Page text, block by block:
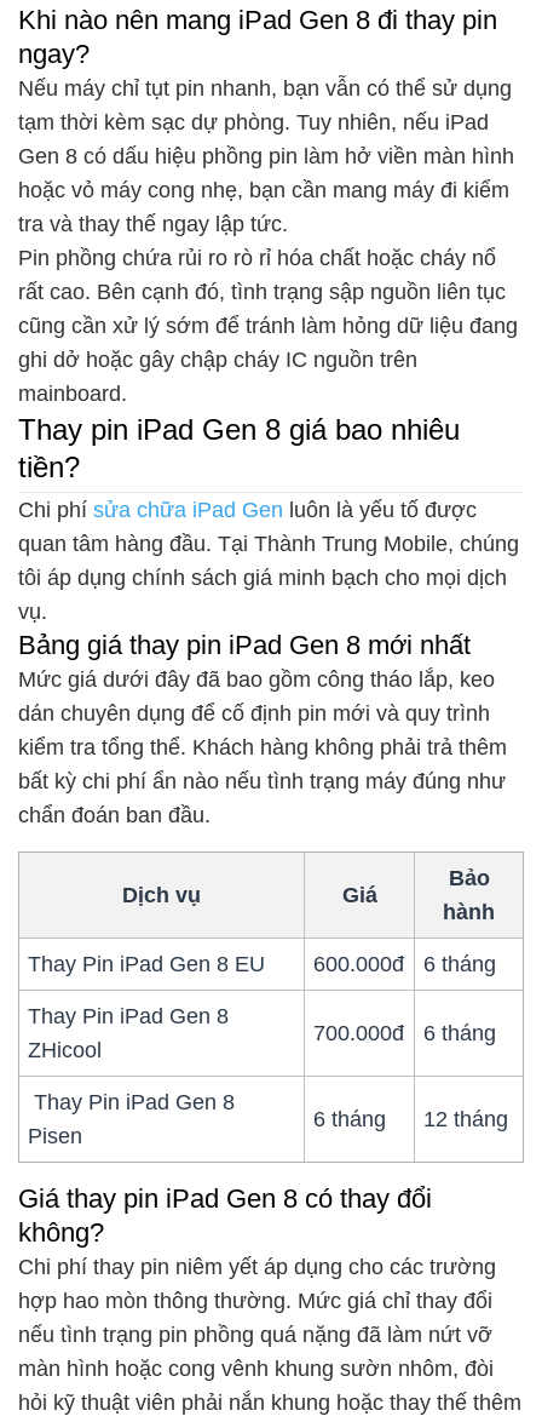
Khi nào nên mang iPad Gen 8 đi thay pin
ngay?
Nếu máy chỉ tụt pin nhanh, bạn vẫn có thể sử dụng
tạm thời kèm sạc dự phòng. Tuy nhiên, nếu iPad
Gen 8 có dấu hiệu phồng pin làm hở viền màn hình
hoặc vỏ máy cong nhẹ, bạn cần mang máy đi kiểm
tra và thay thế ngay lập tức.
Pin phồng chứa rủi ro rò rỉ hóa chất hoặc cháy nổ
rất cao. Bên cạnh đó, tình trạng sập nguồn liên tục
cũng cần xử lý sớm để tránh làm hỏng dữ liệu đang
ghi dở hoặc gây chập cháy IC nguồn trên
mainboard.
Thay pin iPad Gen 8 giá bao nhiêu
tiền?
Chi phí sửa chữa iPad Gen luôn là yếu tố được
quan tâm hàng đầu. Tại Thành Trung Mobile, chúng
tôi áp dụng chính sách giá minh bạch cho mọi dịch
vụ.
Bảng giá thay pin iPad Gen 8 mới nhất
Mức giá dưới đây đã bao gồm công tháo lắp, keo
dán chuyên dụng để cố định pin mới và quy trình
kiểm tra tổng thể. Khách hàng không phải trả thêm
bất kỳ chi phí ẩn nào nếu tình trạng máy đúng như
chẩn đoán ban đầu.
Dịch vụ Giá
Bảo
hành
Thay Pin iPad Gen 8 EU 600.000đ 6 tháng
Thay Pin iPad Gen 8
ZHicool
700.000đ 6 tháng
Thay Pin iPad Gen 8
Pisen
6 tháng 12 tháng
Giá thay pin iPad Gen 8 có thay đổi
không?
Chi phí thay pin niêm yết áp dụng cho các trường
hợp hao mòn thông thường. Mức giá chỉ thay đổi
nếu tình trạng pin phồng quá nặng đã làm nứt vỡ
màn hình hoặc cong vênh khung sườn nhôm, đòi
hỏi kỹ thuật viên phải nắn khung hoặc thay thế thêm